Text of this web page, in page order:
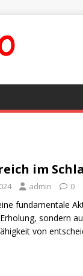
im
admin 0
fundamentale
sondern
von